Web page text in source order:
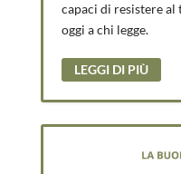
capaci di resistere al
oggi a chi legge.
LEGGI DI PIÙ